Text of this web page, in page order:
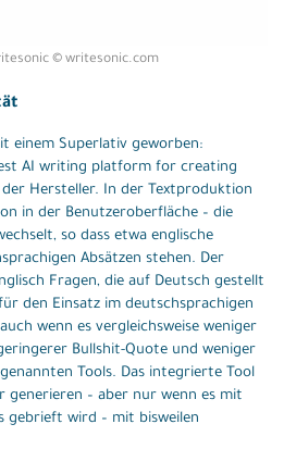
© writesonic.com
einem Superlativ geworben:
AI writing platform for creating
der Hersteller. In der Textproduktion
in der Benutzeroberfläche – die
so dass etwa englische
Absätzen stehen. Der
Fragen, die auf Deutsch gestellt
den Einsatz im deutschsprachigen
wenn es vergleichsweise weniger
Bullshit-Quote und weniger
Tools. Das integrierte Tool
generieren – aber nur wenn es mit
gebrieft wird – mit bisweilen